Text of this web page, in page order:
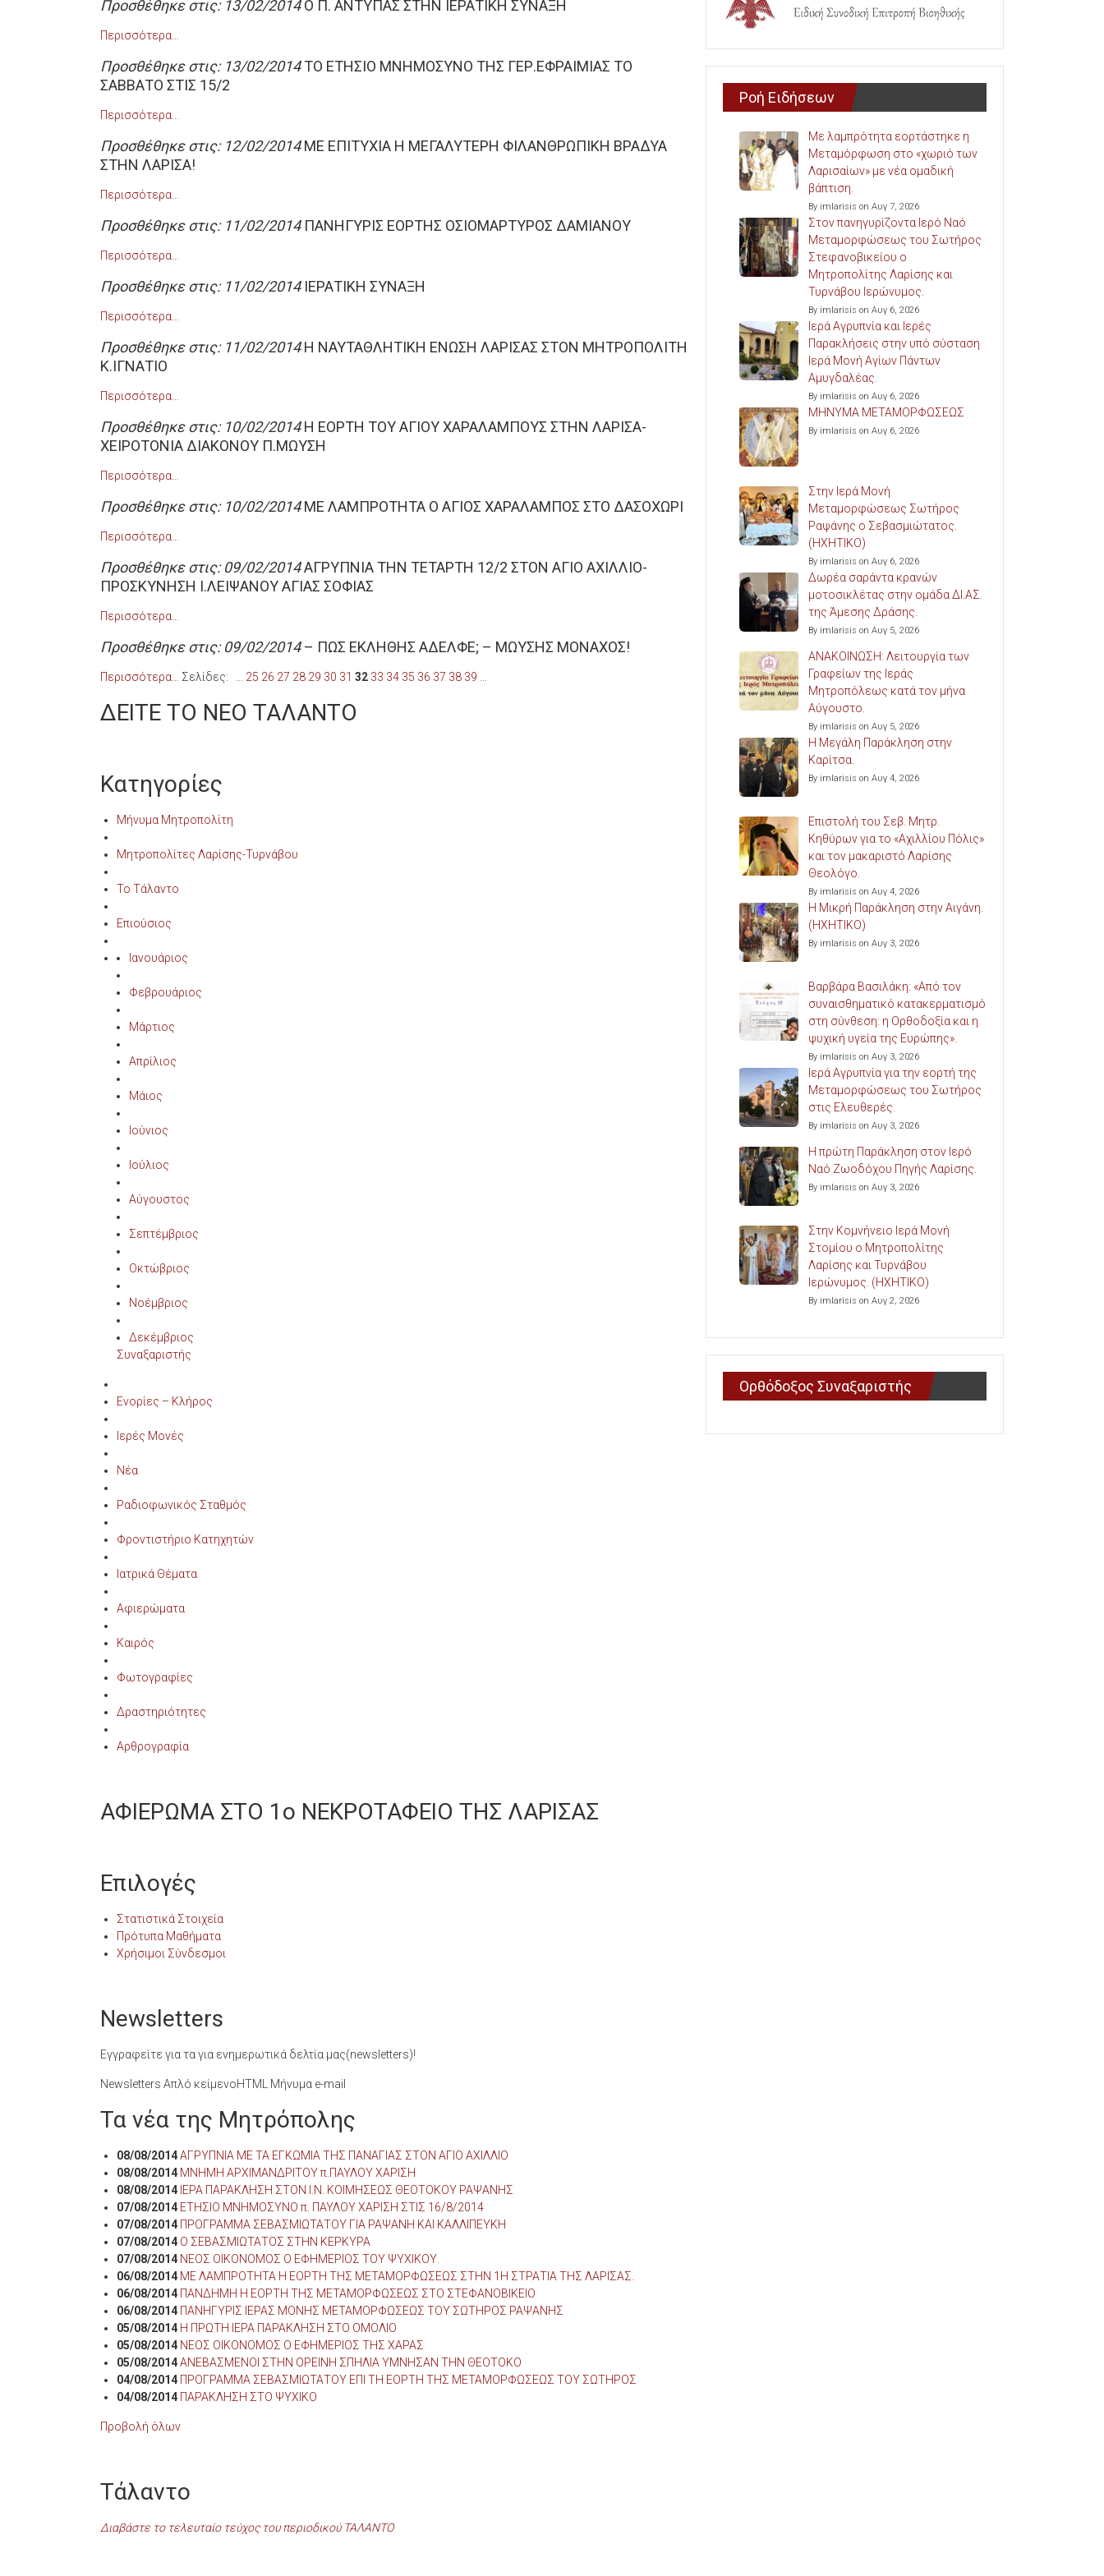
Προσθέθηκε στις: 13/02/2014Ο Π. ΑΝΤΥΠΑΣ ΣΤΗΝ ΙΕΡΑΤΙΚΗ ΣΥΝΑΞΗ
Περισσότερα…
Προσθέθηκε στις: 13/02/2014ΤΟ ΕΤΗΣΙΟ ΜΝΗΜΟΣΥΝΟ ΤΗΣ ΓΕΡ.ΕΦΡΑΙΜΙΑΣ ΤΟ
ΣΑΒΒΑΤΟ ΣΤΙΣ 15/2
Περισσότερα…
Προσθέθηκε στις: 12/02/2014ΜΕ ΕΠΙΤΥΧΙΑ Η ΜΕΓΑΛΥΤΕΡΗ ΦΙΛΑΝΘΡΩΠΙΚΗ ΒΡΑΔΥΑ
ΣΤΗΝ ΛΑΡΙΣΑ!
Περισσότερα…
Προσθέθηκε στις: 11/02/2014ΠΑΝΗΓΥΡΙΣ ΕΟΡΤΗΣ ΟΣΙΟΜΑΡΤΥΡΟΣ ΔΑΜΙΑΝΟΥ
Περισσότερα…
Προσθέθηκε στις: 11/02/2014ΙΕΡΑΤΙΚΗ ΣΥΝΑΞΗ
Περισσότερα…
Προσθέθηκε στις: 11/02/2014Η ΝΑΥΤΑΘΛΗΤΙΚΗ ΕΝΩΣΗ ΛΑΡΙΣΑΣ ΣΤΟΝ ΜΗΤΡΟΠΟΛΙΤΗ
Κ.ΙΓΝΑΤΙΟ
Περισσότερα…
Προσθέθηκε στις: 10/02/2014Η ΕΟΡΤΗ ΤΟΥ ΑΓΙΟΥ ΧΑΡΑΛΑΜΠΟΥΣ ΣΤΗΝ ΛΑΡΙΣΑ-
XEIΡΟΤΟΝΙΑ ΔΙΑΚΟΝΟΥ Π.ΜΩΥΣΗ
Περισσότερα…
Προσθέθηκε στις: 10/02/2014ΜΕ ΛΑΜΠΡΟΤΗΤΑ Ο ΑΓΙΟΣ ΧΑΡΑΛΑΜΠΟΣ ΣΤΟ ΔΑΣΟΧΩΡΙ
Περισσότερα…
Προσθέθηκε στις: 09/02/2014ΑΓΡΥΠΝΙΑ ΤΗΝ ΤΕΤΑΡΤΗ 12/2 ΣΤΟΝ ΑΓΙΟ ΑΧΙΛΛΙΟ-
ΠΡΟΣΚΥΝΗΣΗ Ι.ΛΕΙΨΑΝΟΥ ΑΓΙΑΣ ΣΟΦΙΑΣ
Περισσότερα…
Προσθέθηκε στις: 09/02/2014– ΠΩΣ ΕΚΛΗΘΗΣ ΑΔΕΛΦΕ; – ΜΩΥΣΗΣ ΜΟΝΑΧΟΣ!
Περισσότερα… Σελίδες: 25 26 27 28 29 30 31 32 33 34 35 36 37 38 39
ΔΕΙΤΕ ΤΟ ΝΕΟ ΤΑΛΑΝΤΟ
Κατηγορίες
Μήνυμα Μητροπολίτη
Μητροπολίτες Λαρίσης-Τυρνάβου
Το Τάλαντο
Επιούσιος
Ιανουάριος
Φεβρουάριος
Μάρτιος
Απρίλιος
Μάιος
Ιούνιος
Ιούλιος
Αύγουστος
Σεπτέμβριος
Οκτώβριος
Νοέμβριος
Δεκέμβριος
Συναξαριστής
Ενορίες – Κλήρος
Ιερές Μονές
Νέα
Ραδιοφωνικός Σταθμός
Φροντιστήριο Κατηχητών
Ιατρικά Θέματα
Αφιερώματα
Καιρός
Φωτογραφίες
Δραστηριότητες
Αρθρογραφία
ΑΦΙΕΡΩΜΑ ΣΤΟ 1ο ΝΕΚΡΟΤΑΦΕΙΟ ΤΗΣ ΛΑΡΙΣΑΣ
Επιλογές
Στατιστικά Στοιχεία
Πρότυπα Μαθήματα
Χρήσιμοι Σύνδεσμοι
Newsletters
Εγγραφείτε για τα για ενημερωτικά δελτία μας(newsletters)!
Newsletters Απλό κείμενοHTML Μήνυμα e-mail
Τα νέα της Μητρόπολης
08/08/2014ΑΓΡΥΠΝΙΑ ΜΕ ΤΑ ΕΓΚΩΜΙΑ ΤΗΣ ΠΑΝΑΓΙΑΣ ΣΤΟΝ ΑΓΙΟ ΑΧΙΛΛΙΟ
08/08/2014 ΜΝΗΜΗ ΑΡΧΙΜΑΝΔΡΙΤΟΥ π.ΠΑΥΛΟΥ ΧΑΡΙΣΗ
08/08/2014 ΙΕΡΑ ΠΑΡΑΚΛΗΣΗ ΣΤΟΝ Ι.Ν. ΚΟΙΜΗΣΕΩΣ ΘΕΟΤΟΚΟΥ ΡΑΨΑΝΗΣ
07/08/2014 ΕΤΗΣΙΟ ΜΝΗΜΟΣΥΝΟ π. ΠΑΥΛΟΥ ΧΑΡΙΣΗ ΣΤΙΣ 16/8/2014
07/08/2014 ΠΡΟΓΡΑΜΜΑ ΣΕΒΑΣΜΙΩΤΑΤΟΥ ΓΙΑ ΡΑΨΑΝΗ ΚΑΙ ΚΑΛΛΙΠΕΥΚΗ
07/08/2014 Ο ΣΕΒΑΣΜΙΩΤΑΤΟΣ ΣΤΗΝ ΚΕΡΚΥΡΑ
07/08/2014 ΝΕΟΣ ΟΙΚΟΝΟΜΟΣ Ο ΕΦΗΜΕΡΙΟΣ ΤΟΥ ΨΥΧΙΚΟΥ.
06/08/2014 ΜΕ ΛΑΜΠΡΟΤΗΤΑ Η ΕΟΡΤΗ ΤΗΣ ΜΕΤΑΜΟΡΦΩΣΕΩΣ ΣΤΗΝ 1Η ΣΤΡΑΤΙΑ ΤΗΣ ΛΑΡΙΣΑΣ.
06/08/2014 ΠΑΝΔΗΜΗ Η ΕΟΡΤΗ ΤΗΣ ΜΕΤΑΜΟΡΦΩΣΕΩΣ ΣΤΟ ΣΤΕΦΑΝΟΒΙΚΕΙΟ
06/08/2014 ΠΑΝΗΓΥΡΙΣ ΙΕΡΑΣ ΜΟΝΗΣ ΜΕΤΑΜΟΡΦΩΣΕΩΣ ΤΟΥ ΣΩΤΗΡΟΣ ΡΑΨΑΝΗΣ
05/08/2014 Η ΠΡΩΤΗ ΙΕΡΑ ΠΑΡΑΚΛΗΣΗ ΣΤΟ ΟΜΟΛΙΟ
05/08/2014 ΝΕΟΣ ΟΙΚΟΝΟΜΟΣ Ο ΕΦΗΜΕΡΙΟΣ ΤΗΣ ΧΑΡΑΣ
05/08/2014ΑΝΕΒΑΣΜΕΝΟΙ ΣΤΗΝ ΟΡΕΙΝΗ ΣΠΗΛΙΑ ΥΜΝΗΣΑΝ ΤΗΝ ΘΕΟΤΟΚΟ
04/08/2014 ΠΡΟΓΡΑΜΜΑ ΣΕΒΑΣΜΙΩΤΑΤΟΥ ΕΠΙ ΤΗ ΕΟΡΤΗ ΤΗΣ ΜΕΤΑΜΟΡΦΩΣΕΩΣ ΤΟΥ ΣΩΤΗΡΟΣ
04/08/2014 ΠΑΡΑΚΛΗΣΗ ΣΤΟ ΨΥΧΙΚΟ
Προβολή όλων
Τάλαντο
Διαβάστε το τελευταίο τεύχος του περιοδικού ΤΑΛΑΝΤΟ
Ροή Ειδήσεων
Με λαμπρότητα εορτάστηκε η
Μεταμόρφωση στο «χωριό των
Λαρισαίων» με νέα ομαδική
βάπτιση.
By imlarisis on Αυγ 7, 2026
Στον πανηγυρίζοντα Ιερό Ναό
Μεταμορφώσεως του Σωτήρος
Στεφανοβικείου ο
Μητροπολίτης Λαρίσης και
Τυρνάβου Ιερώνυμος.
By imlarisis on Αυγ 6, 2026
Ιερά Αγρυπνία και Ιερές
Παρακλήσεις στην υπό σύσταση
Ιερά Μονή Αγίων Πάντων
Αμυγδαλέας.
By imlarisis on Αυγ 6, 2026
ΜΗΝΥΜΑ ΜΕΤΑΜΟΡΦΩΣΕΩΣ
By imlarisis on Αυγ 6, 2026
Στην Ιερά Μονή
Μεταμορφώσεως Σωτήρος
Ραψάνης ο Σεβασμιώτατος.
(ΗΧΗΤΙΚΟ)
By imlarisis on Αυγ 6, 2026
Δωρέα σαράντα κρανών
μοτοσικλέτας στην ομάδα ΔΙ.ΑΣ.
της Άμεσης Δράσης.
By imlarisis on Αυγ 5, 2026
ΑΝΑΚΟΙΝΩΣΗ: Λειτουργία των
Γραφείων της Ιεράς
Μητροπόλεως κατά τον μήνα
Αύγουστο.
By imlarisis on Αυγ 5, 2026
Η Μεγάλη Παράκληση στην
Καρίτσα.
By imlarisis on Αυγ 4, 2026
Επιστολή του Σεβ. Μητρ.
Κηθύρων για το «Αχιλλίου Πόλις»
και τον μακαριστό Λαρίσης
Θεολόγο.
By imlarisis on Αυγ 4, 2026
Η Μικρή Παράκληση στην Αιγάνη.
(ΗΧΗΤΙΚΟ)
By imlarisis on Αυγ 3, 2026
Βαρβάρα Βασιλάκη: «Από τον
συναισθηματικό κατακερματισμό
στη σύνθεση: η Ορθοδοξία και η
ψυχική υγεία της Ευρώπης».
By imlarisis on Αυγ 3, 2026
Ιερά Αγρυπνία για την εορτή της
Μεταμορφώσεως του Σωτήρος
στις Ελευθερές.
By imlarisis on Αυγ 3, 2026
Η πρώτη Παράκληση στον Ιερό
Ναό Ζωοδόχου Πηγής Λαρίσης.
By imlarisis on Αυγ 3, 2026
Στην Κομνήνειο Ιερά Μονή
Στομίου ο Μητροπολίτης
Λαρίσης και Τυρνάβου
Ιερώνυμος. (ΗΧΗΤΙΚΟ)
By imlarisis on Αυγ 2, 2026
Ορθόδοξος Συναξαριστής